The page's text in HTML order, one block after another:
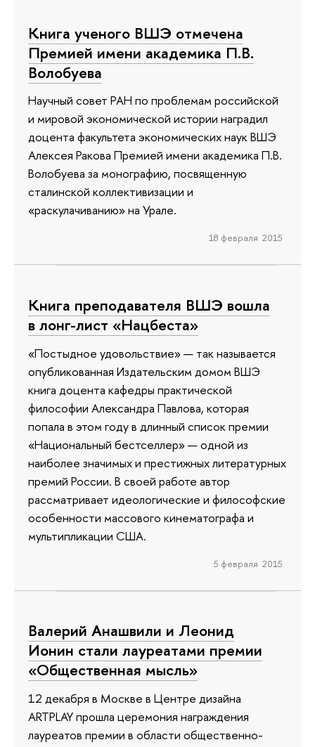
Книга ученого ВШЭ отмечена
Премией имени академика П.В.
Волобуева
Научный совет РАН по проблемам российской
и мировой экономической истории наградил
доцента факультета экономических наук ВШЭ
Алексея Ракова Премией имени академика П.В.
Волобуева за монографию, посвященную
сталинской коллективизации и
«раскулачиванию» на Урале.
18 февраля 2015
Книга преподавателя ВШЭ вошла
в лонг-лист «Нацбеста»
«Постыдное удовольствие» — так называется
опубликованная Издательским домом ВШЭ
книга доцента кафедры практической
философии Александра Павлова, которая
попала в этом году в длинный список премии
«Национальный бестселлер» — одной из
наиболее значимых и престижных литературных
премий России. В своей работе автор
рассматривает идеологические и философские
особенности массового кинематографа и
мультипликации США.
5 февраля 2015
Валерий Анашвили и Леонид
Ионин стали лауреатами премии
«Общественная мысль»
12 декабря в Москве в Центре дизайна
ARTPLAY прошла церемония награждения
лауреатов премии в области общественно-